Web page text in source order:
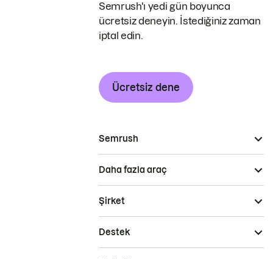
Semrush'ı yedi gün boyunca
ücretsiz deneyin. İstediğiniz zaman
iptal edin.
Ücretsiz dene
Semrush
Daha fazla araç
Şirket
Destek